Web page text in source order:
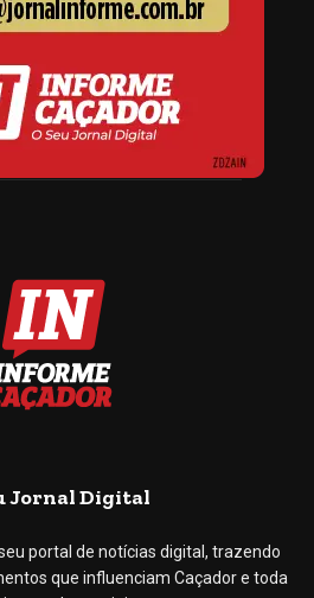
Jornal Digital
portal de notícias digital, trazendo
que influenciam Caçador e toda